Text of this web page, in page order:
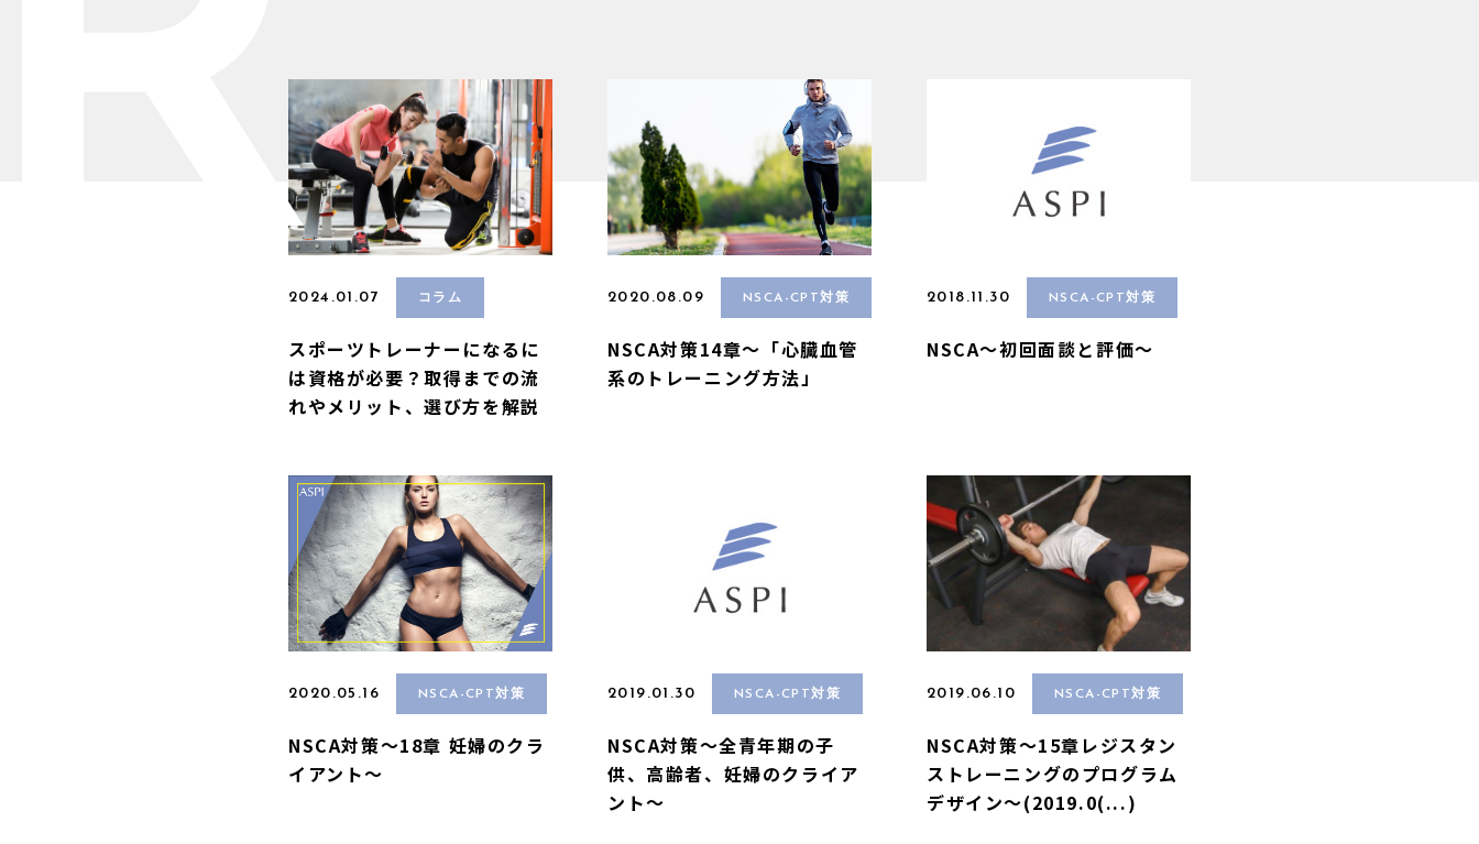
2024.01.07 コラム
スポーツトレーナーになるに
は資格が必要？取得までの流
れやメリット、選び方を解説
2020.08.09 NSCA-CPT対策
NSCA対策14章〜「心臓血管
系のトレーニング方法」
2018.11.30 NSCA-CPT対策
NSCA〜初回面談と評価〜
2020.05.16 NSCA-CPT対策
NSCA対策〜18章 妊婦のクラ
イアント〜
2019.01.30 NSCA-CPT対策
NSCA対策〜全青年期の子
供、高齢者、妊婦のクライア
ント〜
2019.06.10 NSCA-CPT対策
NSCA対策〜15章レジスタン
ストレーニングのプログラム
デザイン〜(2019.0(...)